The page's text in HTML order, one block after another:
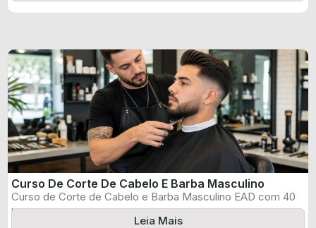
Curso De Corte De Cabelo E Barba Masculino
Curso de Corte de Cabelo e Barba Masculino EAD com 40
horas, certificado ...
Leia Mais